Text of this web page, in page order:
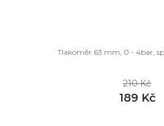
Tlakoměr 63 mm, 0 - 4bar,
210 Kč
189 Kč